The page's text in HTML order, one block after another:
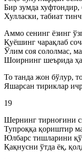
Бир зумда хуфтондир,
Хулласки, табиат
Аммо сенинг ёзинг
Қуёшинг чарақлаб
Ўлим соя сололмас,
Шоирнинг шеърида
То танда жон бўлур,
Яшарсан тириклар
19
Шернинг тирноғини
Тупроққа қориштир
Юлбарс тишларини
Қақнусни ўтда ёқ,